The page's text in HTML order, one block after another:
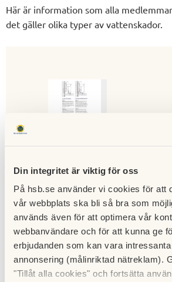
Din integritet är viktig för oss
På hsb.se använder vi cookies för att
vår webbplats ska bli så bra som
används även för att optimera vår
webbanvändare och för att kunna ge
erbjudanden som kan vara
annonsering (målinriktad nätreklam).
"Tillåt alla cookies" och fortsätta
Här är information som alla
det gäller olika typer av vattenskador.
Till nyhetslistan
Publicerad: 2019-03-08
Senast uppdaterad:2019-03-